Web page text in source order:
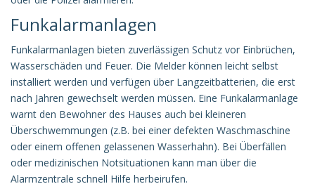
Funkalarmanlagen
Funkalarmanlagen bieten zuverlässigen Schutz vor Einbrüchen,
Wasserschäden und Feuer. Die Melder können leicht selbst
installiert werden und verfügen über Langzeitbatterien, die erst
nach Jahren gewechselt werden müssen. Eine Funkalarmanlage
warnt den Bewohner des Hauses auch bei kleineren
Überschwemmungen (z.B. bei einer defekten Waschmaschine
oder einem offenen gelassenen Wasserhahn). Bei Überfällen
oder medizinischen Notsituationen kann man über die
Alarmzentrale schnell Hilfe herbeirufen.